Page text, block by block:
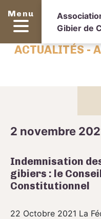
Menu
Gibier de
ACTUALITÉS -
2 novembre
Indemnisation
gibiers : le
Constitutionnel
22 Octobre 2021 La